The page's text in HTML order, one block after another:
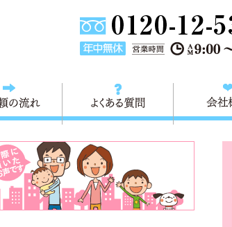
ご依頼の流れ よくある質問